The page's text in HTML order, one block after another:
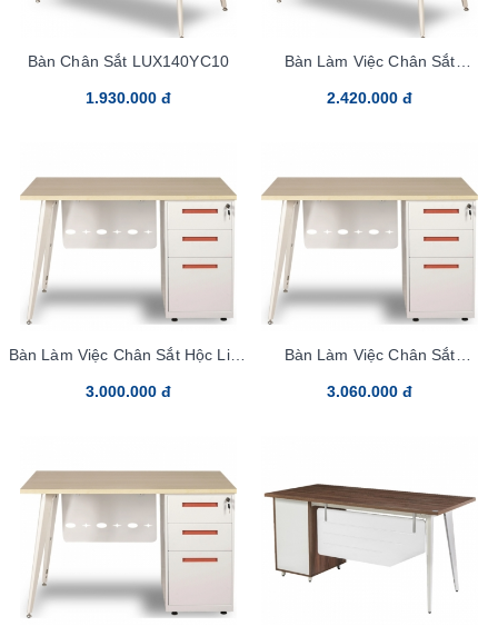
Bàn Chân Sắt LUX140YC10
1.930.000 đ
Bàn Làm Việc Chân Sắt
2.420.000 đ
Bàn Làm Việc Chân Sắt Hộc Liền
3.000.000 đ
Bàn Làm Việc Chân Sắt
3.060.000 đ